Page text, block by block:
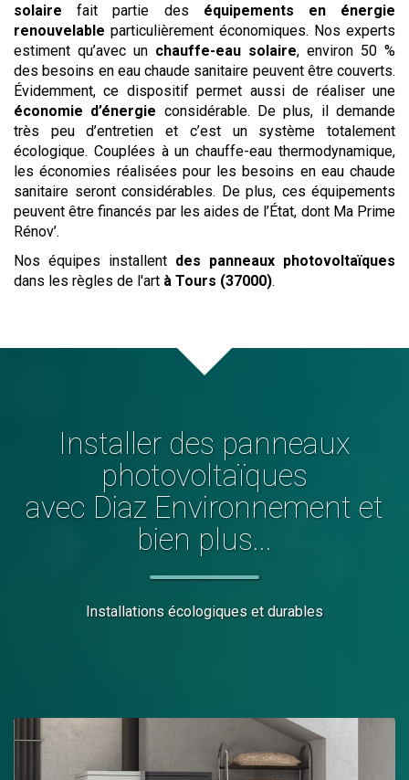
solaire fait partie des équipements en énergie
renouvelable particulièrement économiques. Nos experts
estiment qu’avec un chauffe-eau solaire, environ 50 %
des besoins en eau chaude sanitaire peuvent être couverts.
Évidemment, ce dispositif permet aussi de réaliser une
économie d’énergie considérable. De plus, il demande
très peu d’entretien et c’est un système totalement
écologique. Couplées à un chauffe-eau thermodynamique,
les économies réalisées pour les besoins en eau chaude
sanitaire seront considérables. De plus, ces équipements
peuvent être financés par les aides de l’État, dont Ma Prime
Rénov’.
Nos équipes installent des panneaux photovoltaïques
dans les règles de l'art à Tours (37000).
Installer des panneaux
photovoltaïques
avec Diaz Environnement et
bien plus...
Installations écologiques et durables